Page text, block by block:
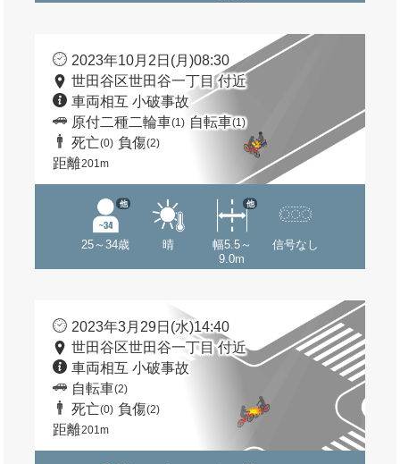
2023年10月2日(月)08:30
世田谷区世田谷一丁目 付近
車両相互 小破事故
原付二種二輪車(1) 自転車(1)
死亡(0) 負傷(2)
距離201m
25～34歳
他
晴
幅5.5～
9.0m
他
信号なし
2023年3月29日(水)14:40
世田谷区世田谷一丁目 付近
車両相互 小破事故
自転車(2)
死亡(0) 負傷(2)
距離201m